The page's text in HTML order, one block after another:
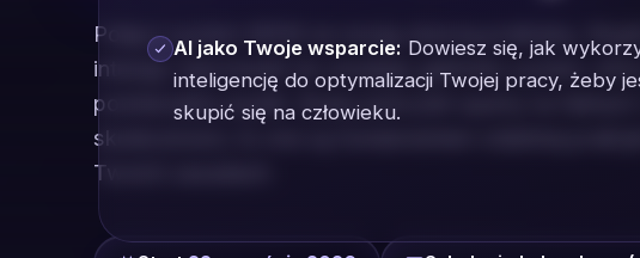
Połącz system MKM ze swoją obecną praktyką.
intuicję i wprowadź do swojego gabinetu system,
powtarzalne wyniki. Buduj autorytet oparty na faktach i
skuteczności, to one są fundamentem stabilnej
Twoich zasadach.
AI jako Twoje wsparcie: Dowiesz się, jak
inteligencję do optymalizacji Twojej pracy, żeby
skupić się na człowieku.